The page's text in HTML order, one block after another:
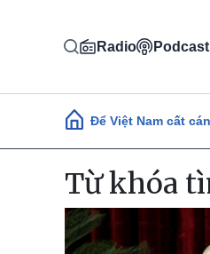
Radio Podcast
Main Để Việt Nam cất
Từ khóa